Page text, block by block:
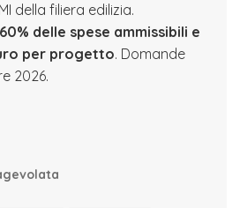
della filiera edilizia.
delle spese ammissibili e
per progetto. Domande
2026.